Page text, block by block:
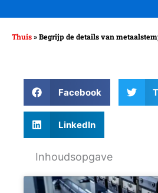
Thuis»Begrijp de details van
Facebook
LinkedIn
Inhoudsopgave